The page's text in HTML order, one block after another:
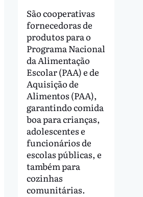
São cooperativas
fornecedoras de
produtos para o
Programa Nacional
da Alimentação
Escolar (PAA) e de
Aquisição de
Alimentos (PAA),
garantindo comida
boa para crianças,
adolescentes e
funcionários de
escolas públicas, e
também para
cozinhas
comunitárias.